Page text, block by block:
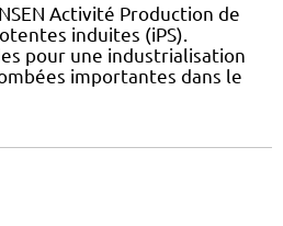
Activité Production de
induites (iPS).
pour une industrialisation
importantes dans le